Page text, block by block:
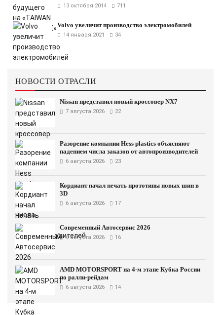
13 октября 2014 711
Volvo увеличит производство электромобилей
14 января 2021 34
НОВОСТИ ОТРАСЛИ
Nissan представил новый кроссовер NX7
7 августа 2026 22
Разорение компании Hess plastics объясняют
падением числа заказов от автопроизводителей
6 августа 2026 23
Кордиант начал печать прототипы новых шин в
3D
6 августа 2026 17
Современный Автосервис 2026
6 августа 2026 16
AMD MOTORSPORT на 4-м этапе Кубка России
по ралли-рейдам
6 августа 2026 14